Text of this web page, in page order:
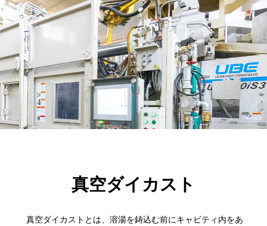
真空ダイカスト
真空ダイカストとは、溶湯を鋳込む前にキャビティ内をあ